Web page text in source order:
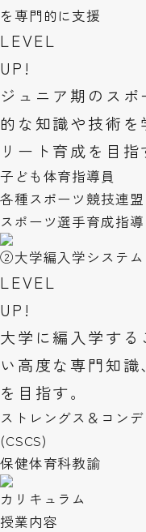
を専門的に支援
LEVEL
UP!
ジュニア期のス
的な知識や技術
リート育成を目指
子ども体育指導員
各種スポーツ競技連
スポーツ選手育成指導
②大学編入学システム
LEVEL
UP!
大学に編入学す
い高度な専門知
を目指す。
ストレングス＆コン
(CSCS)
保健体育科教諭
カリキュラム
授業内容